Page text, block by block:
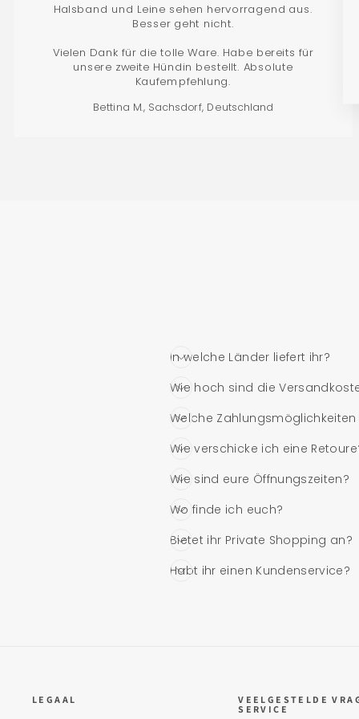
Halsband und Leine sehen hervorragend aus.
Besser geht nicht.
Vielen Dank für die tolle Ware. Habe bereits für
unsere zweite Hündin bestellt. Absolute
Kaufempfehlung.
Bettina M., Sachsdorf, Deutschland
In welche Länder liefert ihr?
Wie hoch sind die
Welche
Wie verschicke ich eine
Wie sind eure Öffnungszeiten?
Wo finde ich euch?
Bietet ihr Private Shopping an?
Habt ihr einen Kundenservice?
LEGAAL
VEELGESTELDE
SERVICE